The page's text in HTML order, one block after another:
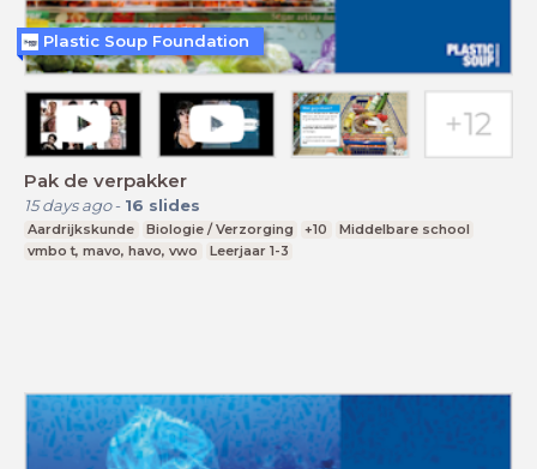
Pak de verpakker
15 days ago- 16 slides
Aardrijkskunde Biologie / Verzorging +10
Middelbare school
vmbo t, mavo, havo, vwo
Leerjaar 1-3
Plastic Soup Foundation